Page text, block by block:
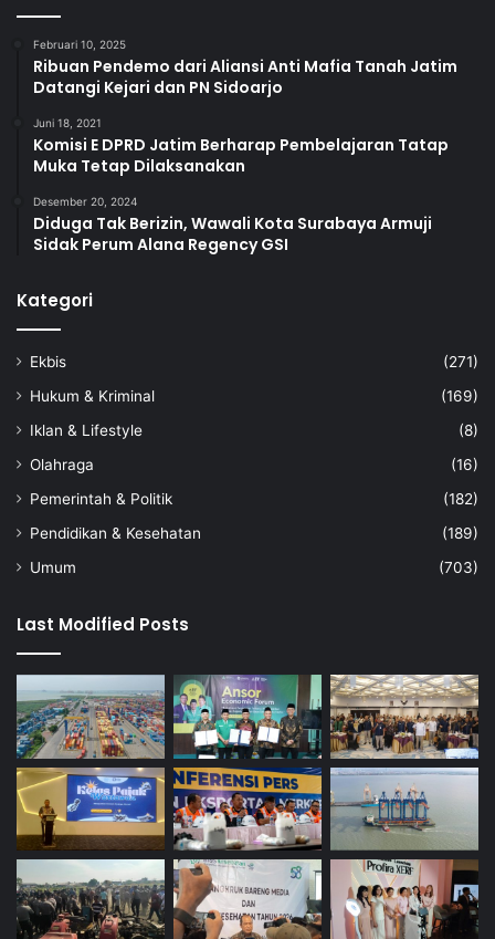
Februari 10, 2025
Ribuan Pendemo dari Aliansi Anti Mafia Tanah Jatim
Datangi Kejari dan PN Sidoarjo
Juni 18, 2021
Komisi E DPRD Jatim Berharap Pembelajaran Tatap
Muka Tetap Dilaksanakan
Desember 20, 2024
Diduga Tak Berizin, Wawali Kota Surabaya Armuji
Sidak Perum Alana Regency GSI
Kategori
Ekbis
(271)
Hukum & Kriminal
(169)
Iklan & Lifestyle
(8)
Olahraga
(16)
Pemerintah & Politik
(182)
Pendidikan & Kesehatan
(189)
Umum
(703)
Last Modified Posts